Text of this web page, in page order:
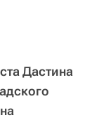
Дастина